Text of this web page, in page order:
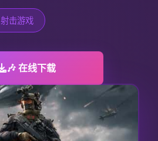
射击游戏
🎶 在线下载